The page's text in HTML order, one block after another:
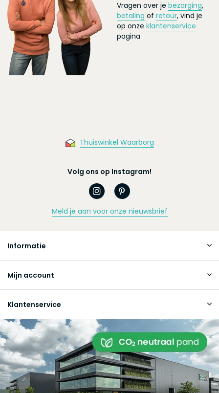
Vragen over je bezorging,
betaling of retour, vind je
op onze klantenservice
pagina
Thuiswinkel Waarborg
Volg ons op Instagram!
Meld je aan voor onze nieuwsbrief
Informatie
Mijn account
Klantenservice